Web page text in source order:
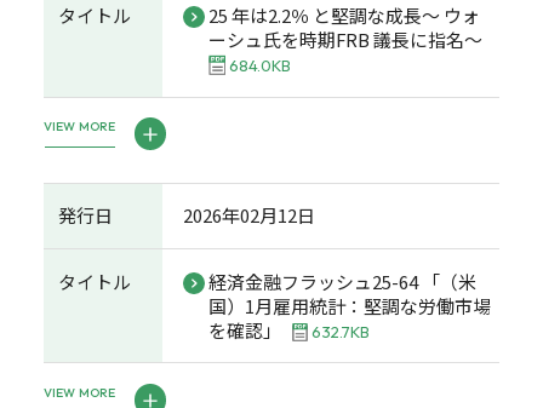
タイトル
25 年は2.2％ と堅調な成長～ ウォ
ーシュ氏を時期FRB 議長に指名～
684.0KB
VIEW MORE
発行日 2026年02月12日
タイトル
経済金融フラッシュ25-64 「（米
国）1月雇用統計：堅調な労働市場
を確認」
632.7KB
VIEW MORE